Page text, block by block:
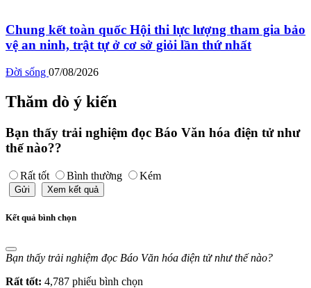
Chung kết toàn quốc Hội thi lực lượng tham gia bảo
vệ an ninh, trật tự ở cơ sở giỏi lần thứ nhất
Đời sống 07/08/2026
Thăm dò ý kiến
Bạn thấy trải nghiệm đọc Báo Văn hóa điện tử như
thế nào??
Rất tốt Bình thường Kém
Gửi Xem kết quả
Kết quả bình chọn
Bạn thấy trải nghiệm đọc Báo Văn hóa điện tử như thế nào?
Rất tốt: 4,787 phiếu bình chọn